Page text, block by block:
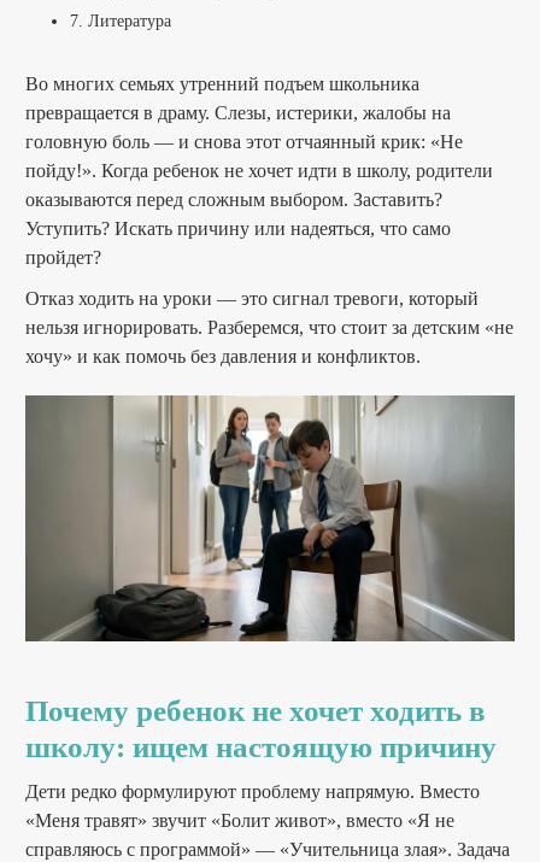
7. Литература
Во многих семьях утренний подъем школьника
превращается в драму. Слезы, истерики, жалобы на
головную боль — и снова этот отчаянный крик: «Не
пойду!». Когда ребенок не хочет идти в школу, родители
оказываются перед сложным выбором. Заставить?
Уступить? Искать причину или надеяться, что само
пройдет?
Отказ ходить на уроки — это сигнал тревоги, который
нельзя игнорировать. Разберемся, что стоит за детским «не
хочу» и как помочь без давления и конфликтов.
Почему ребенок не хочет ходить в
школу: ищем настоящую причину
Дети редко формулируют проблему напрямую. Вместо
«Меня травят» звучит «Болит живот», вместо «Я не
справляюсь с программой» — «Учительница злая». Задача